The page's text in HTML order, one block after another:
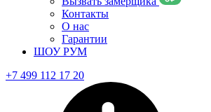
Контакты
О нас
Гарантии
ШОУ РУМ
+7 499 112 17 20